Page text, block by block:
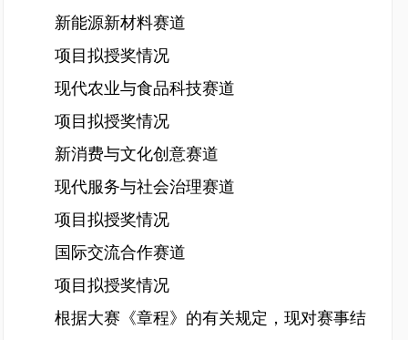
新能源新材料赛道
项目拟授奖情况
现代农业与食品科技赛道
项目拟授奖情况
新消费与文化创意赛道
现代服务与社会治理赛道
项目拟授奖情况
国际交流合作赛道
项目拟授奖情况
根据大赛《章程》的有关规定，现对赛事结